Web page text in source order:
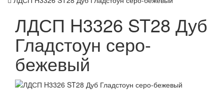
ЛДСП H3326 ST28 Дуб
Гладстоун серо-
бежевый